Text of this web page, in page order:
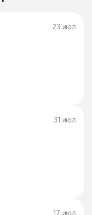
23 июл
31 июл
17 июл